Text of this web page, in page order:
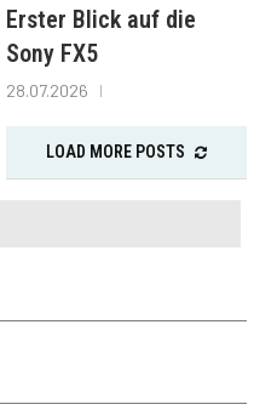
Erster Blick auf die
Sony FX5
28.07.2026
LOAD MORE POSTS